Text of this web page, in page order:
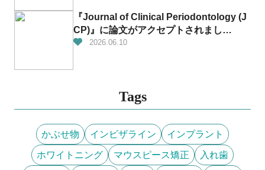
『Journal of Clinical Periodontology (J
CP)』に論文がアクセプトされまし
た！！！👏✨
2026.06.10
Tags
かぶせ物 インビザライン インプラント
ホワイトニング マウスピース矯正 入れ歯